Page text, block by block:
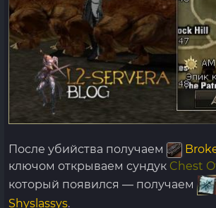
После убийства получаем
ключом открываем сундук Chest
который появился — получаем
Shyslassys.